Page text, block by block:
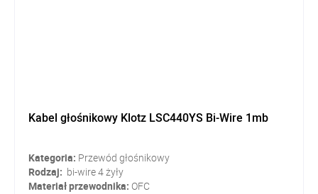
Kabel głośnikowy Klotz LSC440YS Bi-Wire 1mb
Kategoria: Przewód głośnikowy
Rodzaj: bi-wire 4 żyły
Materiał przewodnika: OFC